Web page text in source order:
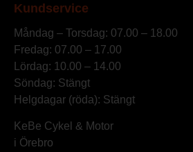
Kundservice
Måndag – Torsdag: 07.00 – 18.00
Fredag: 07.00 – 17.00
Lördag: 10.00 – 14.00
Söndag: Stängt
Helgdagar (röda): Stängt
KeBe Cykel & Motor
i Örebro